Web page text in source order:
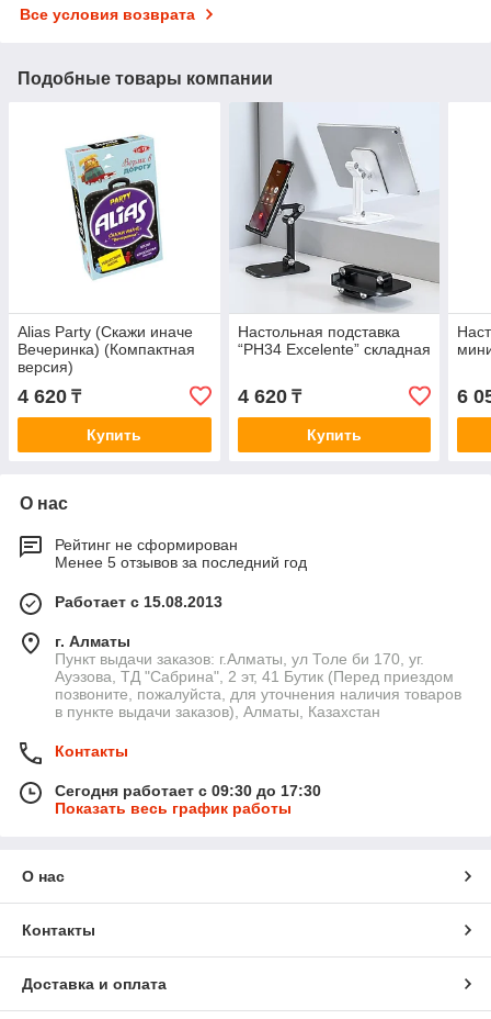
Все условия возврата
Подобные товары компании
Alias Party (Скажи иначе
Вечеринка) (Компактная
версия)
4 620 ₸
Купить
Настольная подставка
“PH34 Excelente” складная
4 620₸
Купить
6
О нас
Рейтинг не сформирован
Менее 5 отзывов за последний год
Работает с 15.08.2013
г. Алматы
Пункт выдачи заказов: г.Алматы, ул Толе би 170, уг.
Ауэзова, ТД "Сабрина", 2 эт, 41 Бутик (Перед приездом
позвоните, пожалуйста, для уточнения наличия товаров
в пункте выдачи заказов), Алматы, Казахстан
Контакты
Сегодня работает с 09:30 до 17:30
Показать весь график работы
О нас
Контакты
Доставка и оплата